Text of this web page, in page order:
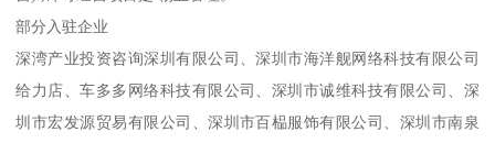
部分入驻企业
深湾产业投资咨询深圳有限公司、深圳市海洋舰网络科技有限公司
给力店、车多多网络科技有限公司、深圳市诚维科技有限公司、深
圳市宏发源贸易有限公司、深圳市百榀服饰有限公司、深圳市南泉